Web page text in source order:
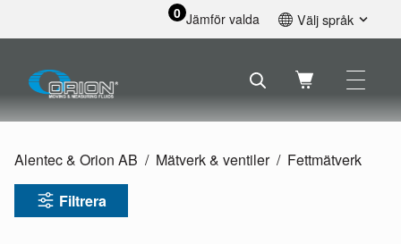
0 Jämför valda Välj språk
Svenska
Français
Nederlands
Deutsch
Alentec & Orion AB Mätverk & ventiler Fettmätverk
Filtrera